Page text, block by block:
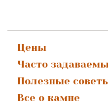
Цены
Часто
Полезные
Все о камне